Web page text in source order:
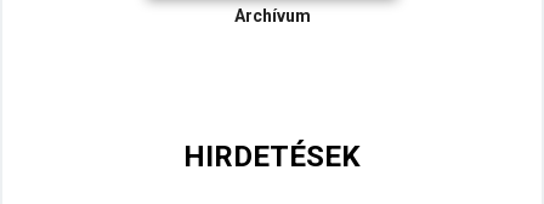
Archívum
HIRDETÉSEK